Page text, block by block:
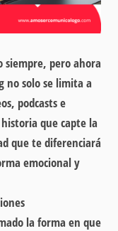
pero ahora
no solo se limita a
podcasts e
que capte la
que te diferenciará
emocional y
la forma en que